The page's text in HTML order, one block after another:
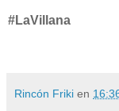
#LaVillana
Rincón Friki en